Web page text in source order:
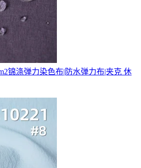
锦涤弹力染色布|防水弹力布|夹克 休